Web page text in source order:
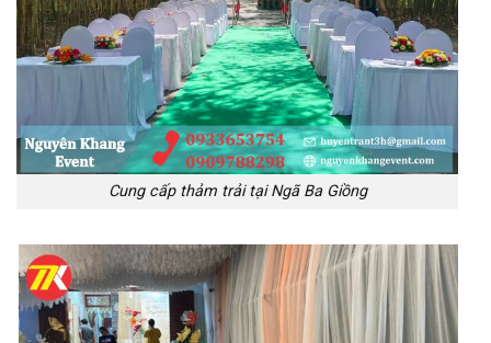
Cung cấp thảm trải tại Ngã Ba Giồng